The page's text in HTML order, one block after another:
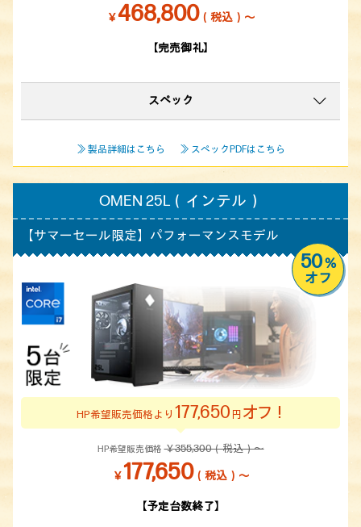
￥468,800（税込）～
【完売御礼】
スペック
≫ 製品詳細はこちら ≫ スペックPDFはこちら
OMEN 25L（インテル）
【サマーセール限定】 パフォーマンスモデル
50%
オフ
HP希望販売価格より177,650円 オフ！
HP希望販売価格 ￥355,300（税込）～
￥177,650（税込）～
【予定台数終了】